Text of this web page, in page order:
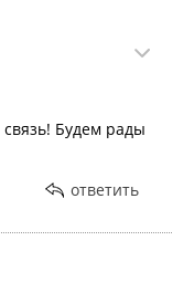
Будем рады
ответить